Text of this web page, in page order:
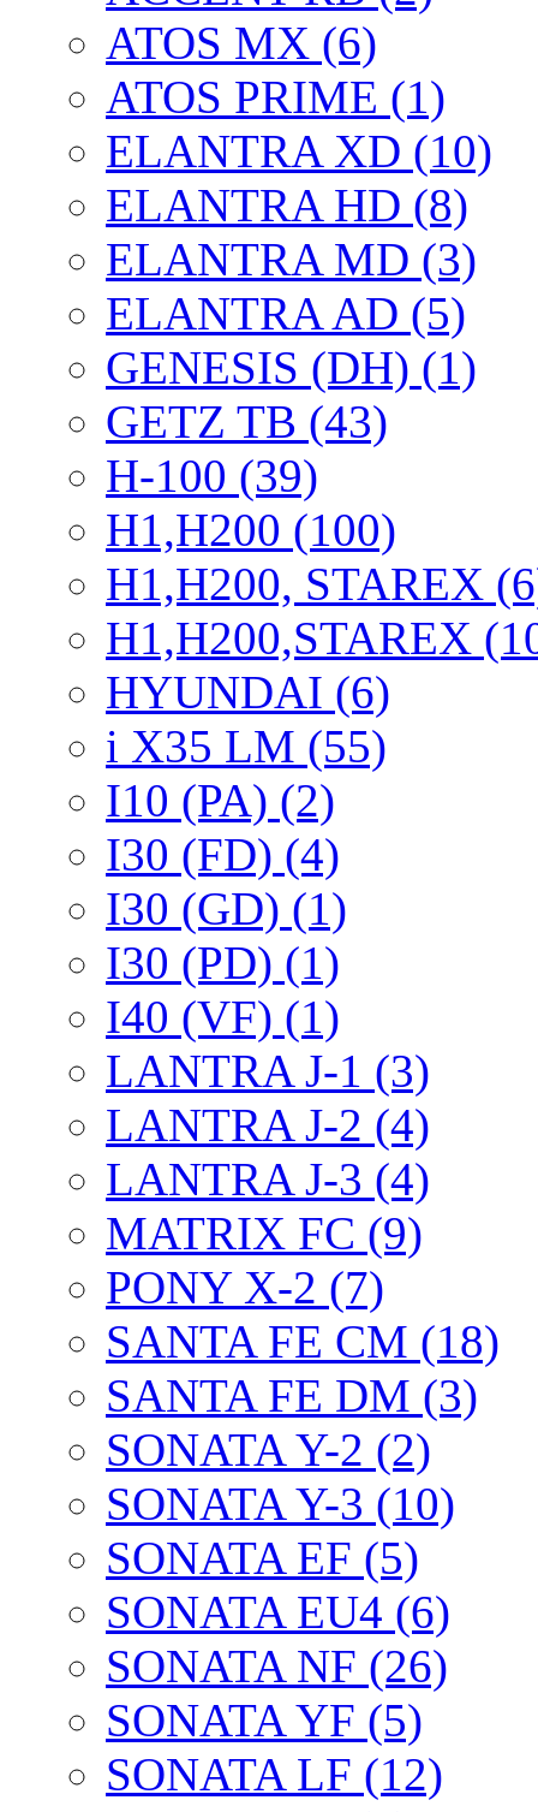
ATOS MX (6)
ATOS PRIME (1)
ELANTRA XD (10)
ELANTRA HD (8)
ELANTRA MD (3)
ELANTRA AD (5)
GENESIS (DH) (1)
GETZ TB (43)
H-100 (39)
H1,H200 (100)
H1,H200, STAREX
H1,H200,STAREX
HYUNDAI (6)
i X35 LM (55)
I10 (PA) (2)
I30 (FD) (4)
I30 (GD) (1)
I30 (PD) (1)
I40 (VF) (1)
LANTRA J-1 (3)
LANTRA J-2 (4)
LANTRA J-3 (4)
MATRIX FC (9)
PONY X-2 (7)
SANTA FE CM (18)
SANTA FE DM (3)
SONATA Y-2 (2)
SONATA Y-3 (10)
SONATA EF (5)
SONATA EU4 (6)
SONATA NF (26)
SONATA YF (5)
SONATA LF (12)